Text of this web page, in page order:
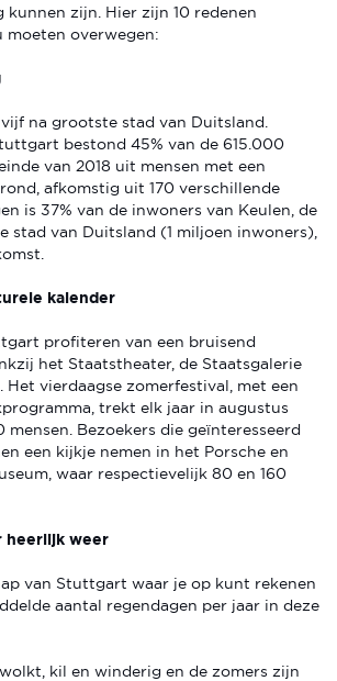
kunnen zijn. Hier zijn 10 redenen
moeten overwegen:
na grootste stad van Duitsland.
bestond 45% van de 615.000
van 2018 uit mensen met een
afkomstig uit 170 verschillende
is 37% van de inwoners van Keulen, de
stad van Duitsland (1 miljoen inwoners),
kalender
profiteren van een bruisend
het Staatstheater, de Staatsgalerie
Het vierdaagse zomerfestival, met een
trekt elk jaar in augustus
Bezoekers die geïnteresseerd
een kijkje nemen in het Porsche en
waar respectievelijk 80 en 160
heerlijk weer
van Stuttgart waar je op kunt rekenen
aantal regendagen per jaar in deze
kil en winderig en de zomers zijn